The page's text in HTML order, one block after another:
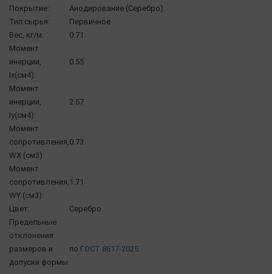
Покрытие:
Анодирование (Серебро)
Тип сырья:
Первичное
Вес, кг/м:
0.71
Момент
инерции,
Ix(см4):
0.55
Момент
инерции,
Iy(см4):
2.57
Момент
сопротивления,
WX (см3):
0.73
Момент
сопротивления,
WY (см3):
1.71
Цвет:
Серебро
Предельные
отклонения
размеров и
допуски формы
по ГОСТ 8617-2025